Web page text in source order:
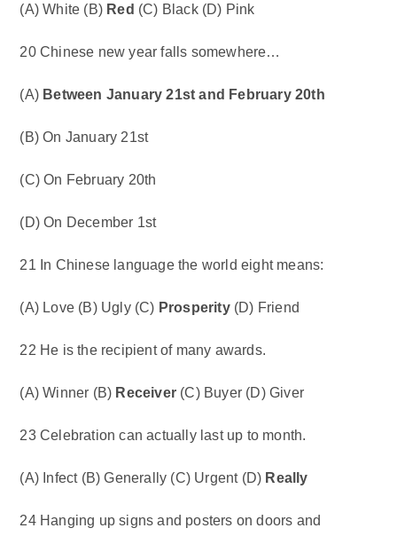
(A) White (B) Red (C) Black (D) Pink
20 Chinese new year falls somewhere…
(A) Between January 21st and February 20th
(B) On January 21st
(C) On February 20th
(D) On December 1st
21 In Chinese language the world eight means:
(A) Love (B) Ugly (C) Prosperity(D) Friend
22 He is the recipient of many awards.
(A) Winner (B) Receiver (C) Buyer (D) Giver
23 Celebration can actually last up to month.
(A) Infect (B) Generally (C) Urgent (D) Really
24 Hanging up signs and posters on doors and